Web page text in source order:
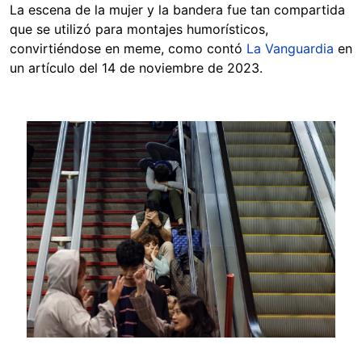
La escena de la mujer y la bandera fue tan compartida
que se utilizó para montajes humorísticos,
convirtiéndose en meme, como contó La Vanguardia en
un artículo del 14 de noviembre de 2023.
Image